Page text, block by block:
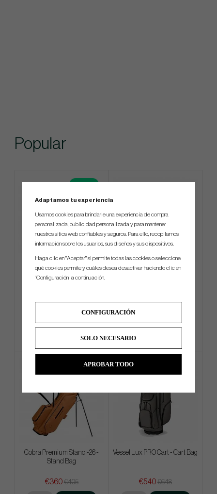
Popular
Callaway Chrome Soft 2026 -
White
€49€58
TaylorMade Tour Preferred
€22€32
Cobra Premium Stand -26 -
Stand Bag
€360 €405
Vessel Lux PRO Cart - Cart Bag
€540 €648
Adaptamos tu experiencia
Usamos cookies para brindarle una experiencia de compra
personalizada, publicidad personalizada y para mantener
nuestros sitios web confiables y seguros. Para ello, recopilamos
información sobre los usuarios, sus diseños y sus dispositivos.
Haga clic en "Aceptar" si permite todas las cookies o seleccione
qué cookies permite y cuáles desea desactivar haciendo clic en
"Configuración" a continuación.
CONFIGURACIÓN
SOLO NECESARIO
APROBAR TODO